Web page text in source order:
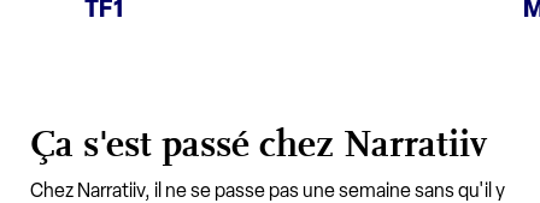
TF1
Ça s'est passé chez Narratiiv
Chez Narratiiv, il ne se passe pas une semaine sans qu'il y